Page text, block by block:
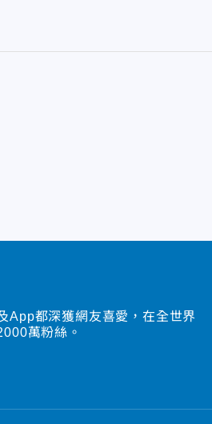
App都深獲網友喜愛，在全世界
萬粉絲。